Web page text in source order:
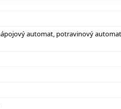
automat, potravinový